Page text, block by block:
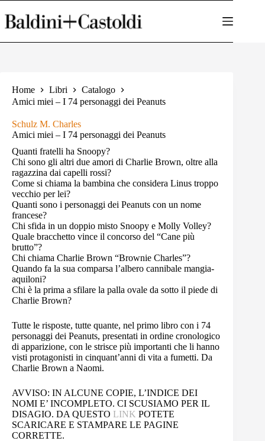
al
contenuto
Home Libri
Catalogo
Amici miei – I 74 personaggi dei Peanuts
Schulz M. Charles
Amici miei – I 74 personaggi dei Peanuts
Quanti fratelli ha Snoopy?
Chi sono gli altri due amori di Charlie Brown, oltre alla
ragazzina dai capelli rossi?
Come si chiama la bambina che considera Linus troppo
vecchio per lei?
Quanti sono i personaggi dei Peanuts con un nome
francese?
Chi sfida in un doppio misto Snoopy e Molly Volley?
Quale bracchetto vince il concorso del “Cane più
brutto”?
Chi chiama Charlie Brown “Brownie Charles”?
Quando fa la sua comparsa l’albero cannibale mangia-
aquiloni?
Chi è la prima a sfilare la palla ovale da sotto il piede di
Charlie Brown?
Tutte le risposte, tutte quante, nel primo libro con i 74
personaggi dei Peanuts, presentati in ordine cronologico
di apparizione, con le strisce più importanti che li hanno
visti protagonisti in cinquant’anni di vita a fumetti. Da
Charlie Brown a Naomi.
AVVISO: IN ALCUNE COPIE, L’INDICE DEI
NOMI E’ INCOMPLETO. CI SCUSIAMO PER IL
DISAGIO. DA QUESTO LINK POTETE
SCARICARE E STAMPARE LE PAGINE
CORRETTE.